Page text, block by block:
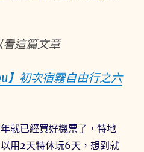
這篇文章
】初次宿霧自由行之六
就已經買好機票了，特地
用2天特休玩6天，想到就